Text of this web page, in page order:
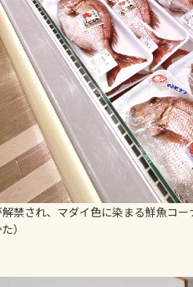
解禁され、マダイ色に染まる鮮魚コー
）